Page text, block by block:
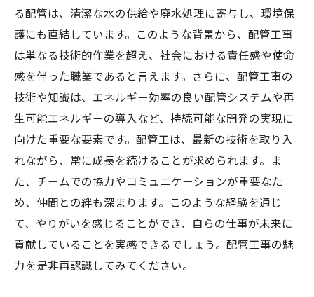
る配管は、清潔な水の供給や廃水処理に寄与し、環境保
護にも直結しています。このような背景から、配管工事
は単なる技術的作業を超え、社会における責任感や使命
感を伴った職業であると言えます。さらに、配管工事の
技術や知識は、エネルギー効率の良い配管システムや再
生可能エネルギーの導入など、持続可能な開発の実現に
向けた重要な要素です。配管工は、最新の技術を取り入
れながら、常に成長を続けることが求められます。ま
た、チームでの協力やコミュニケーションが重要なた
め、仲間との絆も深まります。このような経験を通じ
て、やりがいを感じることができ、自らの仕事が未来に
貢献していることを実感できるでしょう。配管工事の魅
力を是非再認識してみてください。